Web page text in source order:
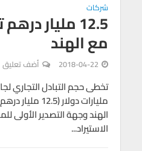
شركات
12.5 مليار
مع الهند
2018-04-22 أضف تعليق
الهند وجهة التصدير الأولى
الاستيراد...